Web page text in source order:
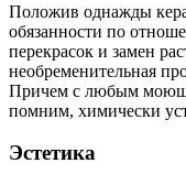
Положив однажды
обязанности по
перекрасок и замен
необременительная
Причем с любым
помним, химически
Эстетика